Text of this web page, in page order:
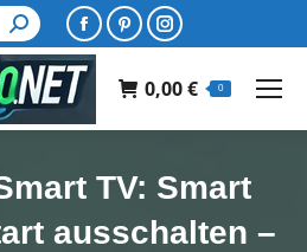
Facebook
page
opens
in
window
Pinterest
opens
in
window
Instagram
opens
in
window
0,00€ 0
TV: Smart
ausschalten –